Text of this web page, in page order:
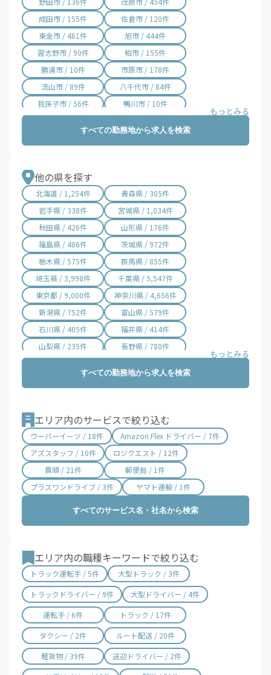
成田市 / 155件
佐倉市 / 120件
東金市 / 461件
旭市 / 444件
習志野市 / 90件
柏市 / 155件
勝浦市 / 10件
市原市 / 178件
流山市 / 89件
八千代市 / 84件
我孫子市 / 56件
鴨川市 / 10件
富津市 / 32件
浦安市 / 58件
八街市 / 452件
白井市 / 24件
富里市 / 41件
南房総市 / 6件
匝瑳市 / 6件
香取市 / 15件
山武市 / 8件
いすみ市 / 19件
大網白里市 / 11件
酒々井町 / 46件
栄町 / 5件
神崎町 / 5件
多古町 / 3件
東庄町 / 8件
九十九里町 / 2件
芝山町 / 2件
横芝光町 / 3件
一宮町 / 12件
睦沢町 / 1件
長生村 / 3件
白子町 / 2件
長柄町 / 1件
長南町 / 2件
大多喜町 / 16件
御宿町 / 1件
すべての勤務地から求人を検索
他の県を探す
北海道 / 1,254件
青森県 / 305件
岩手県 / 338件
宮城県 / 1,034件
秋田県 / 426件
山形県 / 176件
福島県 / 486件
茨城県 / 972件
栃木県 / 575件
群馬県 / 855件
埼玉県 / 3,998件
千葉県 / 5,547件
東京都 / 9,000件
神奈川県 / 4,656件
新潟県 / 752件
富山県 / 579件
石川県 / 405件
福井県 / 414件
山梨県 / 235件
長野県 / 780件
愛知県 / 3,016件
三重県 / 998件
大阪府 / 3,331件
兵庫県 / 2,487件
奈良県 / 622件
和歌山県 / 321件
鳥取県 / 186件
島根県 / 198件
岡山県 / 754件
広島県 / 1,483件
山口県 / 358件
徳島県 / 194件
愛媛県 / 436件
高知県 / 389件
福岡県 / 1,699件
宮崎県 / 315件
鹿児島県 / 490件
沖縄県 / 286件
すべての勤務地から求人を検索
エリア内のサービスで絞り込む
ウーバーイーツ / 18件
Amazon Flex ドライバー / 7件
アズスタッフ / 10件
ロジクエスト / 12件
貴順 / 21件
郵便局 / 1件
プラスワンドライブ / 3件
ヤマト運輸 / 1件
すべてのサービス名・社名から検索
エリア内の職種キーワードで絞り込む
トラック運転手 / 5件
大型トラック / 3件
トラックドライバー / 9件
大型ドライバー / 4件
運転手 / 6件
トラック / 17件
タクシー / 2件
ルート配送 / 20件
軽貨物 / 39件
送迎ドライバー / 2件